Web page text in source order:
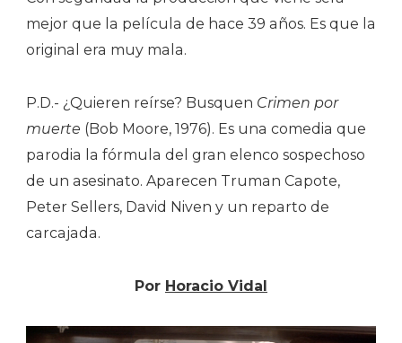
mejor que la película de hace 39 años. Es que la
original era muy mala.
P.D.- ¿Quieren reírse? Busquen Crimen por
muerte (Bob Moore, 1976). Es una comedia que
parodia la fórmula del gran elenco sospechoso
de un asesinato. Aparecen Truman Capote,
Peter Sellers, David Niven y un reparto de
carcajada.
Por Horacio Vidal